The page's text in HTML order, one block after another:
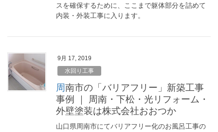
スを確保するために、ここまで躯体部分を詰めて
内装・外装工事に入ります。
9月 17, 2019
水回り工事
周南市の「バリアフリー」新築工事
事例 ｜ 周南・下松・光リフォーム・
外壁塗装は株式会社おおつか
山口県周南市にてバリアフリー化のお風呂工事の